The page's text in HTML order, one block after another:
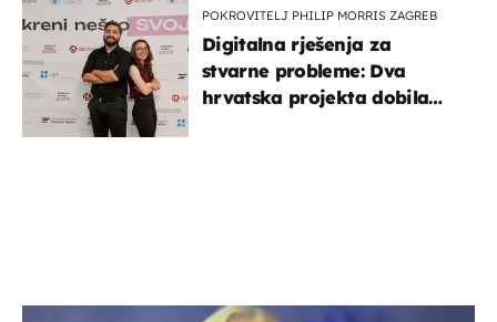
POKROVITELJ PHILIP MORRIS ZAGREB
Digitalna rješenja za
stvarne probleme: Dva
hrvatska projekta dobila